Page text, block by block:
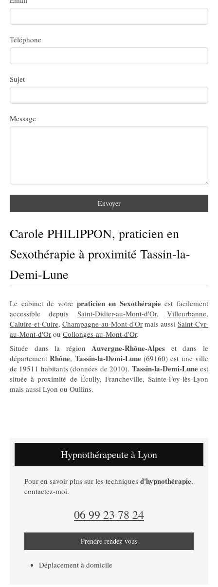
Téléphone
Sujet
Message
Envoyer
Carole PHILIPPON, praticien en
Sexothérapie à proximité Tassin-la-
Demi-Lune
Le cabinet de votre praticien en Sexothérapieest facilement
accessible depuis Saint-Didier-au-Mont-d'Or,Villeurbanne,
Caluire-et-Cuire, Champagne-au-Mont-d'Or mais aussi Saint-Cyr-
au-Mont-d'Or ou Collonges-au-Mont-d'Or.
Située dans la régionAuvergne-Rhône-Alpes et dans le
départementRhône, Tassin-la-Demi-Lune(69160) est une ville
de 19511 habitants (données de 2010). Tassin-la-Demi-Luneest
située à proximité de Écully, Francheville, Sainte-Foy-lès-Lyon
mais aussi Lyon ou Oullins.
Hypnothérapeute à Lyon
Pour en savoir plus sur les techniques d'hypnothérapie,
contactez-moi.
06 99 23 78 24
Prendre rendez-vous
Déplacement à domicile